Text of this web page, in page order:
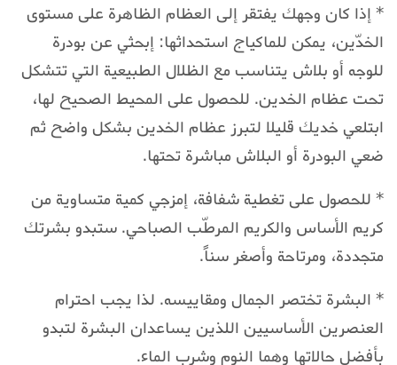
* إذا كان وجهك يفتقر إلى العظام الظاهرة على مستوى
الخدّين، يمكن للماكياج استحداثها: إبحثي عن بودرة
للوجه أو بلاش يتناسب مع الظلال الطبيعية التي تتشكل
تحت عظام الخدين. للحصول على المحيط الصحيح لها،
ابتلعي خديك قليلا لتبرز عظام الخدين بشكل واضح ثم
ضعي البودرة أو البلاش مباشرة تحتها.
* للحصول على تغطية شفافة، إمزجي كمية متساوية من
كريم الأساس والكريم المرطّب الصباحي. ستبدو بشرتك
متجددة، ومرتاحة وأصغر سناً.
* البشرة تختصر الجمال ومقاييسه. لذا يجب احترام
العنصرين الأساسيين اللذين يساعدان البشرة لتبدو
بأفضل حالاتها وهما النوم وشرب الماء.